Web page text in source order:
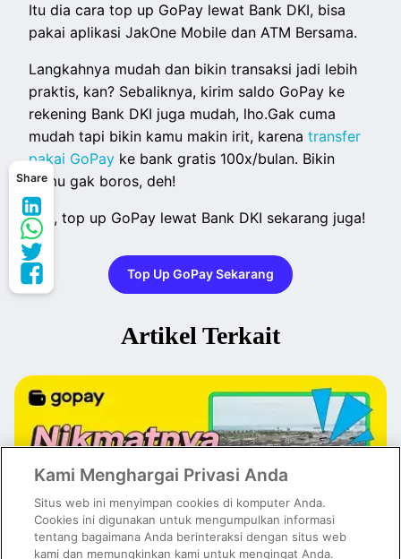
Share
Itu dia cara top up GoPay lewat Bank DKI, bisa
pakai aplikasi JakOne Mobile dan ATM Bersama.
Langkahnya mudah dan bikin transaksi jadi lebih
praktis, kan? Sebaliknya, kirim saldo GoPay ke
rekening Bank DKI juga mudah, lho.Gak cuma
mudah tapi bikin kamu makin irit, karenatransfer
pakai GoPay ke bank gratis 100x/bulan. Bikin
kamu gak boros, deh!
Yuk, top up GoPay lewat Bank DKI sekarang juga!
Top Up GoPay Sekarang
Artikel Terkait
Kami Menghargai Privasi Anda
Situs web ini menyimpan cookies di komputer Anda.
Cookies ini digunakan untuk mengumpulkan informasi
tentang bagaimana Anda berinteraksi dengan situs web
kami dan memungkinkan kami untuk mengingat Anda.